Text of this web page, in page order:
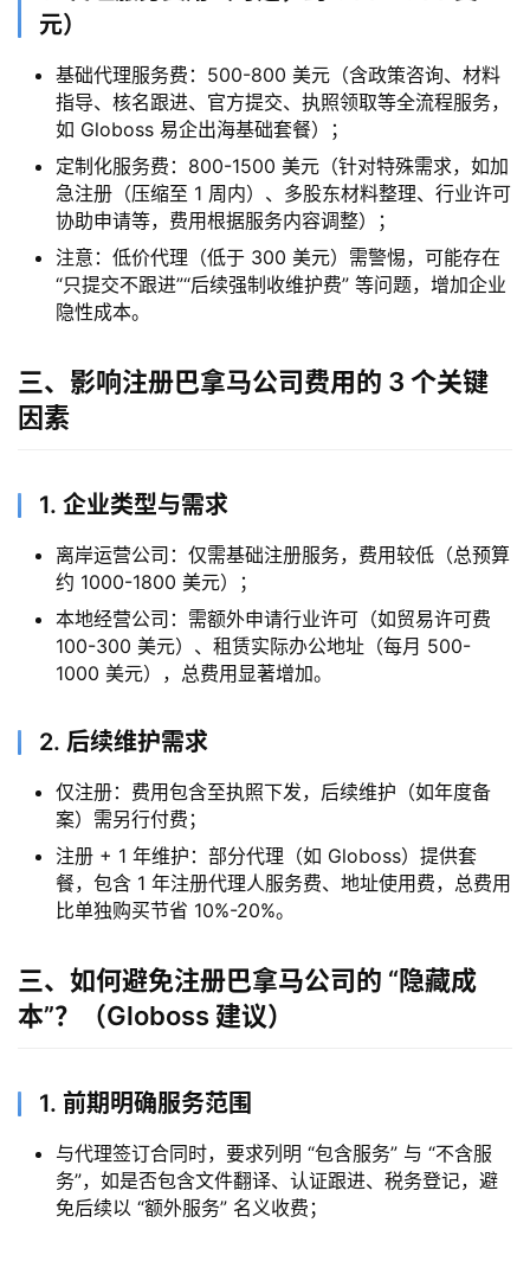
元）
基础代理服务费：500-800 美元（含政策咨询、材料
指导、核名跟进、官方提交、执照领取等全流程服务，
如 Globoss 易企出海基础套餐）；
定制化服务费：800-1500 美元（针对特殊需求，如加
急注册（压缩至 1 周内）、多股东材料整理、行业许可
协助申请等，费用根据服务内容调整）；
注意：低价代理（低于 300 美元）需警惕，可能存在
“只提交不跟进”“后续强制收维护费” 等问题，增加企业
隐性成本。
三、影响注册巴拿马公司费用的 3 个关键
因素
1. 企业类型与需求
离岸运营公司：仅需基础注册服务，费用较低（总预算
约 1000-1800 美元）；
本地经营公司：需额外申请行业许可（如贸易许可费
100-300 美元）、租赁实际办公地址（每月 500-
1000 美元），总费用显著增加。
2. 后续维护需求
仅注册：费用包含至执照下发，后续维护（如年度备
案）需另行付费；
注册 + 1 年维护：部分代理（如 Globoss）提供套
餐，包含 1 年注册代理人服务费、地址使用费，总费用
比单独购买节省 10%-20%。
三、如何避免注册巴拿马公司的 “隐藏成
本”？（Globoss 建议）
1. 前期明确服务范围
与代理签订合同时，要求列明 “包含服务” 与 “不含服
务”，如是否包含文件翻译、认证跟进、税务登记，避
免后续以 “额外服务” 名义收费；